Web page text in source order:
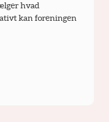
hvad
kan foreningen